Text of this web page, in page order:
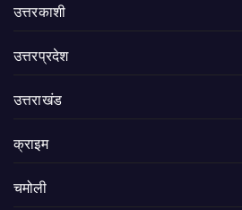
उत्तरकाशी
उत्तरप्रदेश
उत्तराखंड
क्राइम
चमोली